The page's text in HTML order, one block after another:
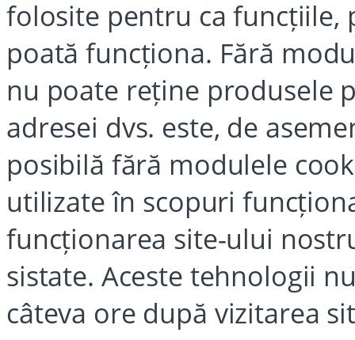
folosite pentru ca funcțiile,
poată funcționa. Fără
nu poate reține produsele
adresei dvs. este, de
posibilă fără modulele
utilizate în scopuri
funcționarea site-ului
sistate. Aceste tehnologii
câteva ore după vizitarea